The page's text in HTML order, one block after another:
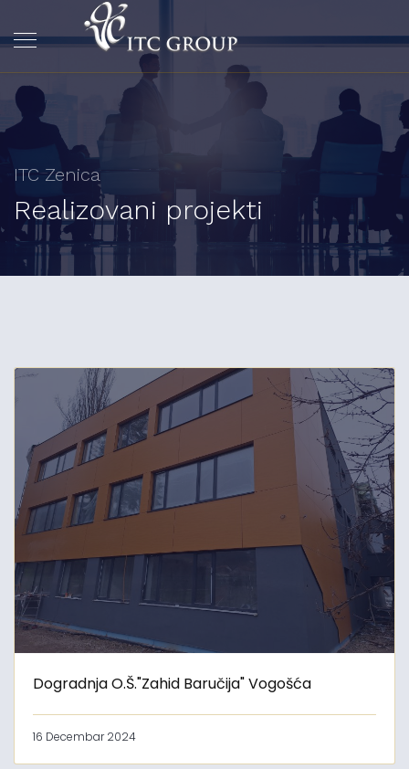
ITC Zenica
Realizovani projekti
Dogradnja O.Š."Zahid Baručija" Vogošća
16 Decembar 2024